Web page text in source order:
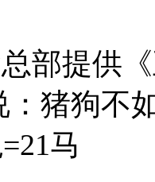
部提供
：猪狗不
马